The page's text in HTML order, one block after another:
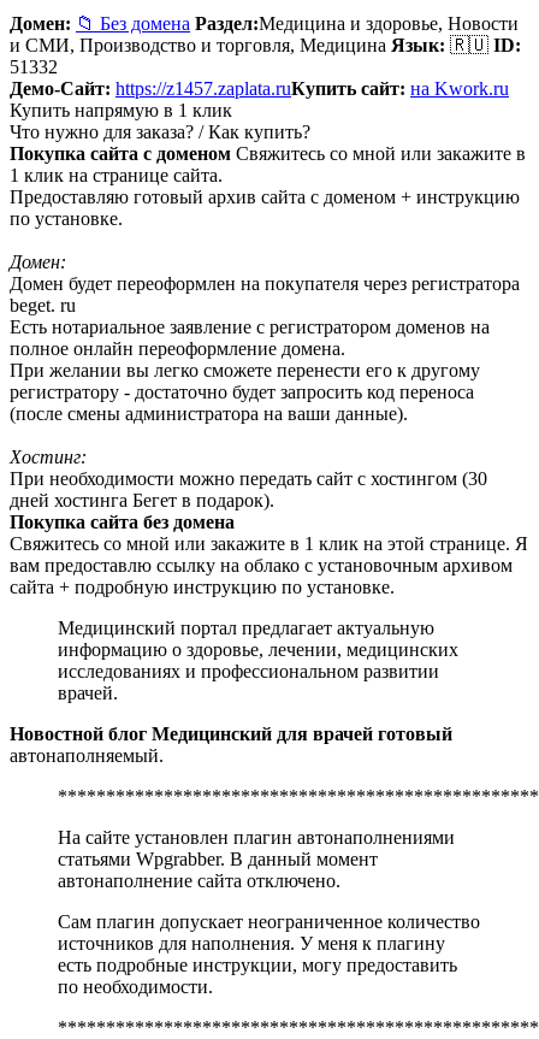
Домен: 📁 Без домена Раздел:Медицина и здоровье, Новости
и СМИ, Производство и торговля, Медицина Язык: 🇷🇺 ID:
51332
Демо-Сайт: https://z1457.zaplata.ruКупить сайт: на Kwork.ru
Купить напрямую в 1 клик
Что нужно для заказа? / Как купить?
Покупка сайта с доменом Свяжитесь со мной или закажите в
1 клик на странице сайта.
Предоставляю готовый архив сайта с доменом + инструкцию
по установке.
Домен:
Домен будет переоформлен на покупателя через регистратора
beget. ru
Есть нотариальное заявление с регистратором доменов на
полное онлайн переоформление домена.
При желании вы легко сможете перенести его к другому
регистратору - достаточно будет запросить код переноса
(после смены администратора на ваши данные).
Хостинг:
При необходимости можно передать сайт с хостингом (30
дней хостинга Бегет в подарок).
Покупка сайта без домена
Свяжитесь со мной или закажите в 1 клик на этой странице. Я
вам предоставлю ссылку на облако с установочным архивом
сайта + подробную инструкцию по установке.
Медицинский портал предлагает актуальную
информацию о здоровье, лечении, медицинских
исследованиях и профессиональном развитии
врачей.
Новостной блог Медицинский для врачей готовый
автонаполняемый.
На сайте установлен плагин автонаполнениями
статьями Wpgrabber. В данный момент
автонаполнение сайта отключено.
Сам плагин допускает неограниченное количество
источников для наполнения. У меня к плагину
есть подробные инструкции, могу предоставить
по необходимости.